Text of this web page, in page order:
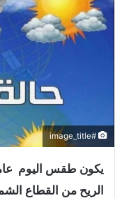
#image_title
يكون طقس اليوم
الريح من القطاع